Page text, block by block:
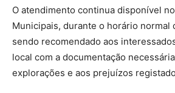
O atendimento continua disponível
Municipais, durante o horário normal
sendo recomendado aos
local com a documentação
explorações e aos prejuízos